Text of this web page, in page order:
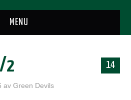
MENU
14
2
avGreen Devils